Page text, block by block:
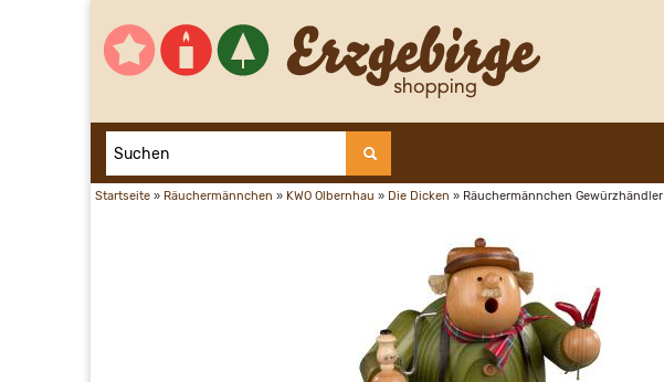
Startseite » Räuchermännchen » KWO Olbernhau » Die Dicken » Räuchermännchen Gewürzhändler